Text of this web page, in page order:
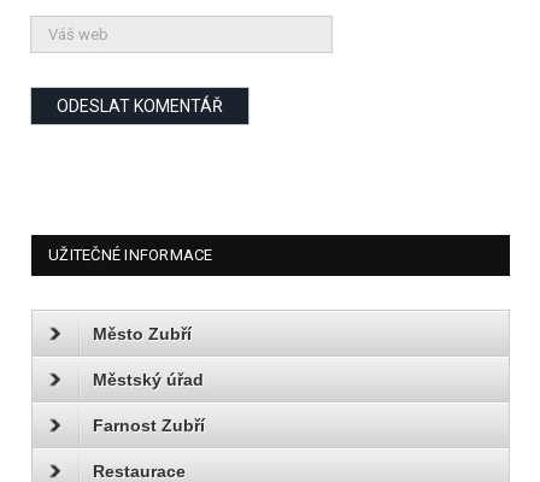
UŽITEČNÉ INFORMACE
Město Zubří
Městský úřad
Farnost Zubří
Restaurace